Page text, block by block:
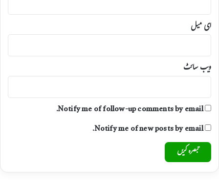
و
ق
عپرای
ثال
ث
وابکےل
ای میل
ویب‌ سائٹ
Notify me of follow-up comments by email.
Notify me of new posts by email.